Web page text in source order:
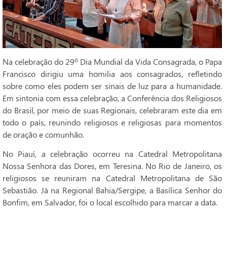
Na celebração do 29º Dia Mundial da Vida Consagrada, o Papa
Francisco dirigiu uma homilia aos consagrados, refletindo
sobre como eles podem ser sinais de luz para a humanidade.
Em sintonia com essa celebração, a Conferência dos Religiosos
do Brasil, por meio de suas Regionais, celebraram este dia em
todo o país, reunindo religiosos e religiosas para momentos
de oração e comunhão.
No Piauí, a celebração ocorreu na Catedral Metropolitana
Nossa Senhora das Dores, em Teresina. No Rio de Janeiro, os
religiosos se reuniram na Catedral Metropolitana de São
Sebastião. Já na Regional Bahia/Sergipe, a Basílica Senhor do
Bonfim, em Salvador, foi o local escolhido para marcar a data.